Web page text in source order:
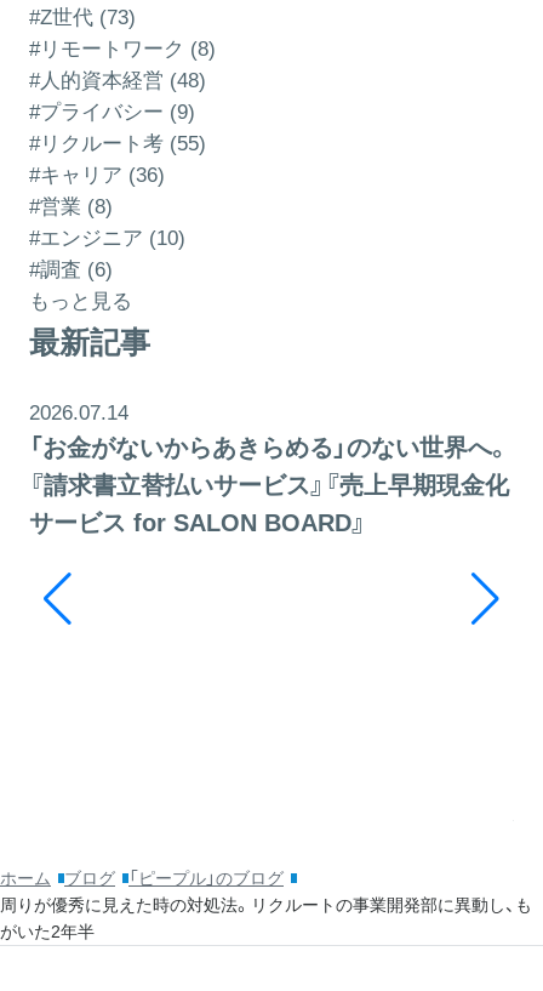
#Z世代 (73)
#リモートワーク (8)
#人的資本経営 (48)
#プライバシー (9)
#リクルート考 (55)
#キャリア (36)
#営業 (8)
#エンジニア (10)
#調査 (6)
もっと見る
最新記事
2026.07.14
「お金がないからあきらめる」のない世界へ。
『請求書立替払いサービス』『売上早期現金化
サービス for SALON BOARD』
ホーム ブログ
「ピープル」のブログ
周りが優秀に見えた時の対処法。リクルートの事業開発部に異動し、も
がいた2年半